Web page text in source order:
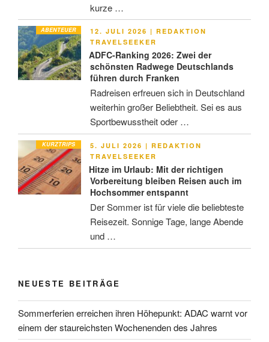
kurze …
ABENTEUER
VERÖFFENTLICHT
AM
12. JULI 2026 | REDAKTION
TRAVELSEEKER
ADFC-Ranking 2026: Zwei der
schönsten Radwege Deutschlands
führen durch Franken
Radreisen erfreuen sich in Deutschland
weiterhin großer Beliebtheit. Sei es aus
Sportbewusstheit oder …
KURZTRIPS
VERÖFFENTLICHT
AM
5. JULI 2026 | REDAKTION
TRAVELSEEKER
Hitze im Urlaub: Mit der richtigen
Vorbereitung bleiben Reisen auch im
Hochsommer entspannt
Der Sommer ist für viele die beliebteste
Reisezeit. Sonnige Tage, lange Abende
und …
NEUESTE BEITRÄGE
Sommerferien erreichen ihren Höhepunkt: ADAC warnt vor
einem der staureichsten Wochenenden des Jahres